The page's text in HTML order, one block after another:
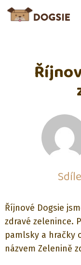
Říjnové Dogsie
zdravé zelenince.
pamlsky a hračky
názvem Zelenině